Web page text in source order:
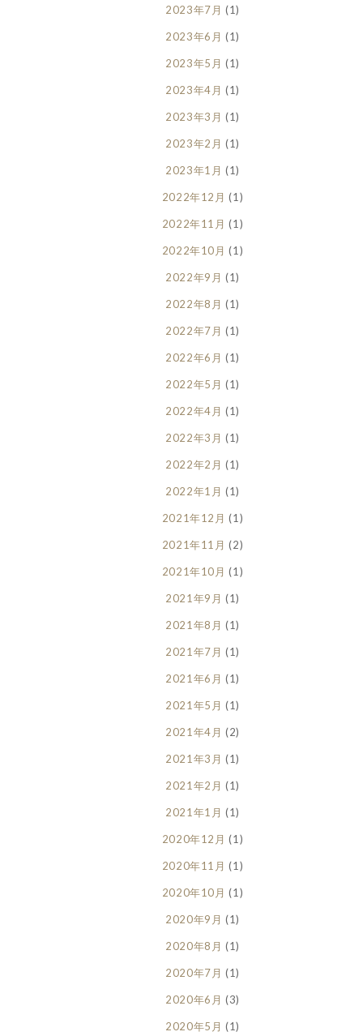
2023年7月 (1)
2023年6月 (1)
2023年5月 (1)
2023年4月 (1)
2023年3月 (1)
2023年2月 (1)
2023年1月 (1)
2022年12月 (1)
2022年11月 (1)
2022年10月 (1)
2022年9月 (1)
2022年8月 (1)
2022年7月 (1)
2022年6月 (1)
2022年5月 (1)
2022年4月 (1)
2022年3月 (1)
2022年2月 (1)
2022年1月 (1)
2021年12月 (1)
2021年11月 (2)
2021年10月 (1)
2021年9月 (1)
2021年8月 (1)
2021年7月 (1)
2021年6月 (1)
2021年5月 (1)
2021年4月 (2)
2021年3月 (1)
2021年2月 (1)
2021年1月 (1)
2020年12月 (1)
2020年11月 (1)
2020年10月 (1)
2020年9月 (1)
2020年8月 (1)
2020年7月 (1)
2020年6月 (3)
2020年5月 (1)